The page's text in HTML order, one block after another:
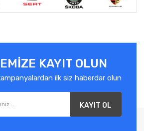
KAYIT OLUN
ilk siz haberdar olun
KAYIT OL